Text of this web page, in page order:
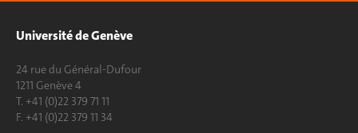
Université de Genève
24 rue du Général-Dufour
1211 Genève 4
T. +41 (0)22 379 71 11
F. +41 (0)22 379 11 34